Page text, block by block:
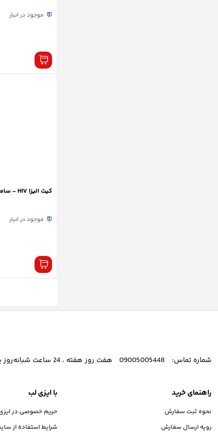
موجود در انبار
کیت الیزا HIV – سامان تجهیز نور
موجود در انبار
شماره تماس: 09005005448 هفت روز هفته ، 24 ساعت شبانه‌روز پاسخگوی شما هستیم.
راهنمای خرید
نحوه ثبت سفارش
رویه ارسال سفارش
با ایزی لب
حریم خصوصی در
شرایط استفاده از